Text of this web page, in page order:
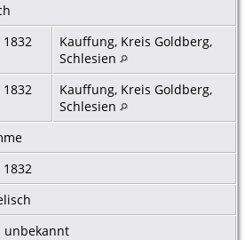
1832
Kauffung, Kreis Goldberg,
Schlesien
1832
Kauffung, Kreis Goldberg,
Schlesien
1832
unbekannt